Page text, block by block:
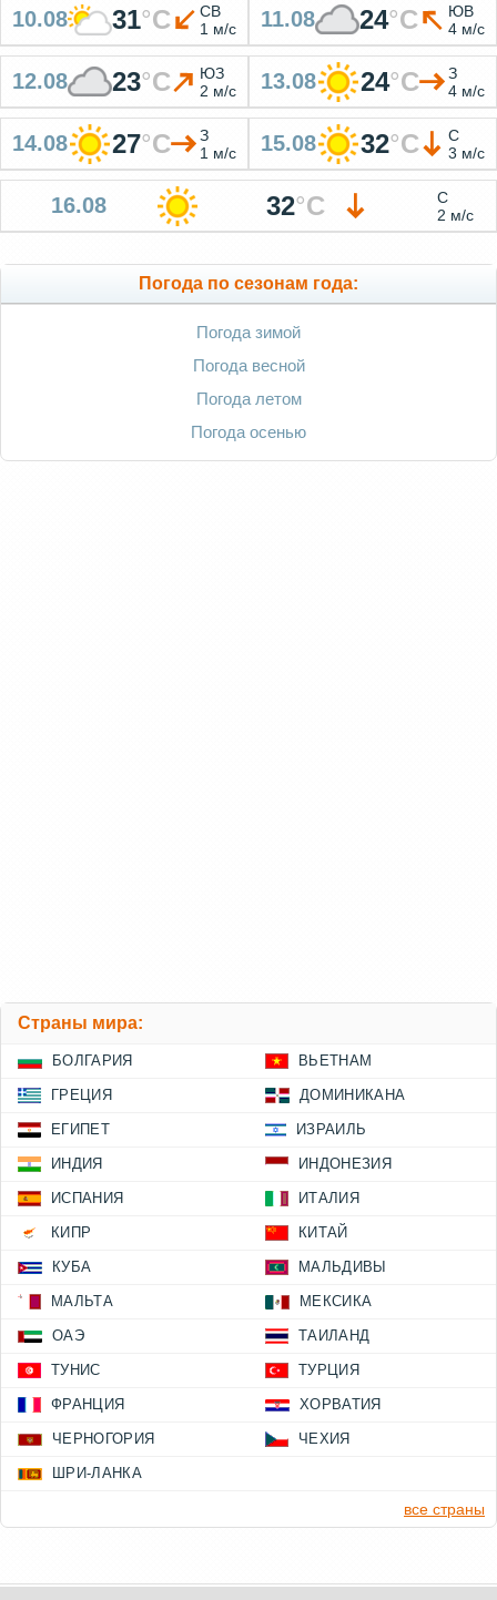
10.08 31°C
СВ
1 м/с
11.08 24°C
ЮВ
4 м/с
12.08 23°C
ЮЗ
2 м/с
13.08 24°C
З
4 м/с
14.08 27°C
З
1 м/с
15.08 32°C
С
3 м/с
16.08 32°C
С
2 м/с
Погода по сезонам года:
Погода зимой
Погода весной
Погода летом
Погода осенью
Страны мира:
БОЛГАРИЯ ВЬЕТНАМ
ГРЕЦИЯ ДОМИНИКАНА
ЕГИПЕТ ИЗРАИЛЬ
ИНДИЯ ИНДОНЕЗИЯ
ИСПАНИЯ ИТАЛИЯ
КИПР КИТАЙ
КУБА МАЛЬДИВЫ
МАЛЬТА МЕКСИКА
ОАЭ ТАИЛАНД
ТУНИС ТУРЦИЯ
ФРАНЦИЯ ХОРВАТИЯ
ЧЕРНОГОРИЯ ЧЕХИЯ
ШРИ-ЛАНКА
все страны